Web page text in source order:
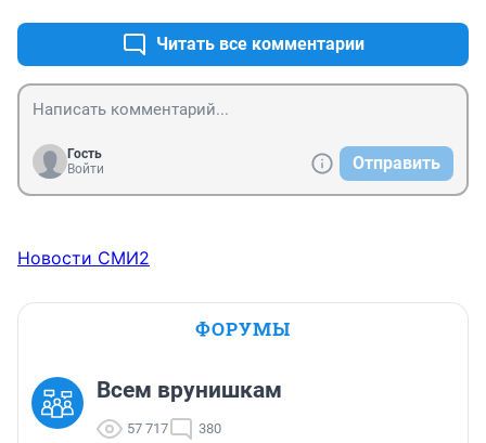
сил и денежных средств и сказать "блин, поздновато
и уже не нужно в таком количестве, но не
выбрасывать же"?
Читать все комментарии
Гость
Войти
Отправить
Новости СМИ2
ФОРУМЫ
Всем врунишкам
57 717 380